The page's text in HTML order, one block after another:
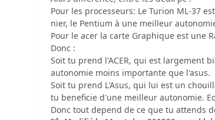
Pour les processeurs: Le Turion ML-37
nier, le Pentium à une meilleur
Pour le acer la carte Graphique est une
Donc :
Soit tu prend l'ACER, qui est largement
autonomie moins importante que l'asus.
Soit tu prend L'Asus, qui lui est un
tu beneficie d'une meilleur autonomie.
Donc tout depend de ce que tu attends